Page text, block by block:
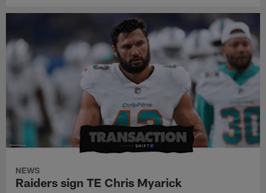
NEWS
Raiders sign TE Chris Myarick